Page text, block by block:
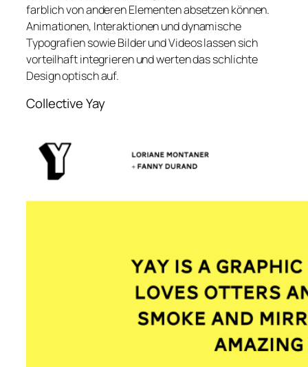
farblich von anderen Elementen absetzen können.
Animationen, Interaktionen und dynamische
Typografien sowie Bilder und Videos lassen sich
vorteilhaft integrieren und werten das schlichte
Design optisch auf.
Collective Yay